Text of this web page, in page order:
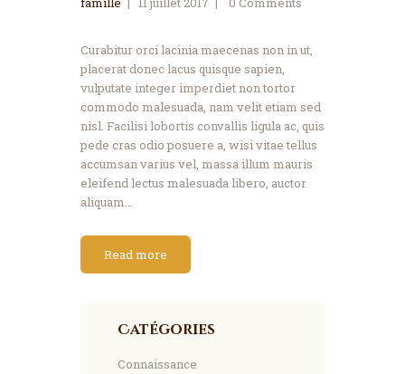
Curabitur orci lacinia maecenas non in ut,
placerat donec lacus quisque sapien,
vulputate integer imperdiet non tortor
commodo malesuada, nam velit etiam sed
nisl. Facilisi lobortis convallis ligula ac, quis
pede cras odio posuere a, wisi vitae tellus
accumsan varius vel, massa illum mauris
eleifend lectus malesuada libero, auctor
aliquam…
Read more
Catégories
Connaissance